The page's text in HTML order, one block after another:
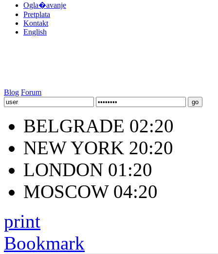
Ogla�avanje
Pretplata
Kontakt
English
Blog Forum
BELGRADE 02:20
NEW YORK 20:20
LONDON 01:20
MOSCOW 04:20
print
Bookmark